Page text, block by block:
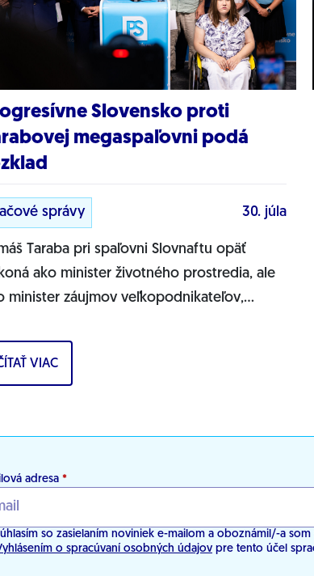
Slovensko proti
megaspaľovni podá
správy 30. júla
Taraba pri spaľovni Slovnaftu opäť
ako minister životného prostredia, ale
minister záujmov veľkopodnikateľov,
NR SR...
VIAC
adresa *
so zasielaním noviniek e-mailom a oboznámil/-a som
o spracúvaní osobných údajov pre tento účel